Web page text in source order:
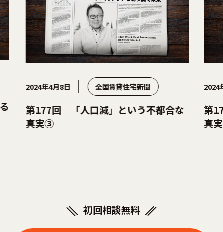
2024年4月8日 全国賃貸住宅新聞
第177回 「人口減」という不都合な
真実③
2024年3
第
真実②
初回相談無料